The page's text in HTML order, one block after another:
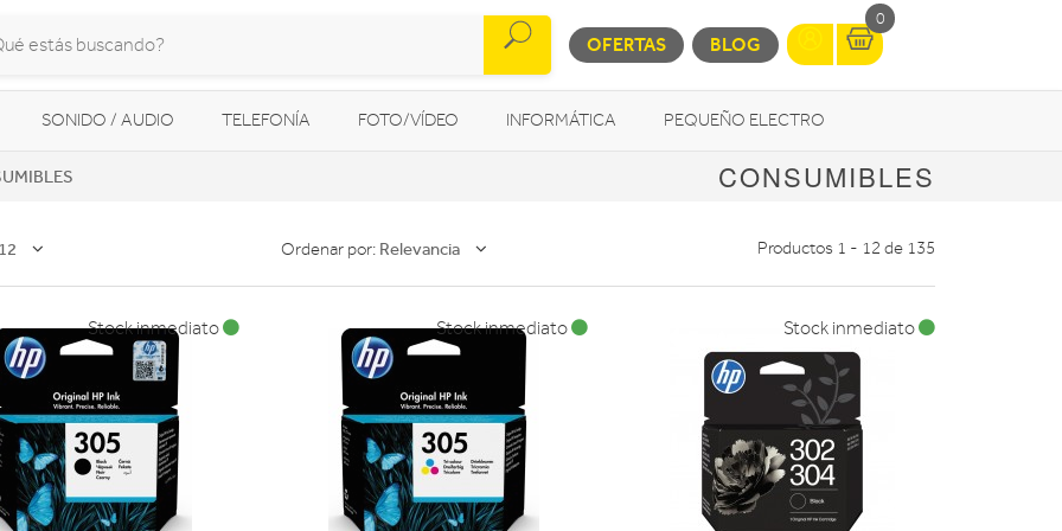
OFERTAS BLOG
0
SONIDO / AUDIO TELEFONÍA FOTO/VÍDEO INFORMÁTICA PEQUEÑO ELECTRO
MOVILIDAD URBANA CONSUMIBLES
Ordenar por: Relevancia Productos 1 - 12 de 135
Stock inmediato Stock inmediato Stock inmediato